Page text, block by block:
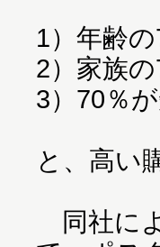
1）年齢
2）家族
3）70％
と、高い
同社に